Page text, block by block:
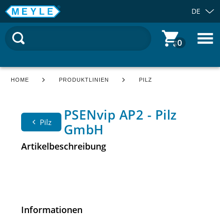
DE
0
HOME PRODUKTLINIEN PILZ
Pilz
PSENvip AP2 - Pilz
GmbH
Artikelbeschreibung
Informationen